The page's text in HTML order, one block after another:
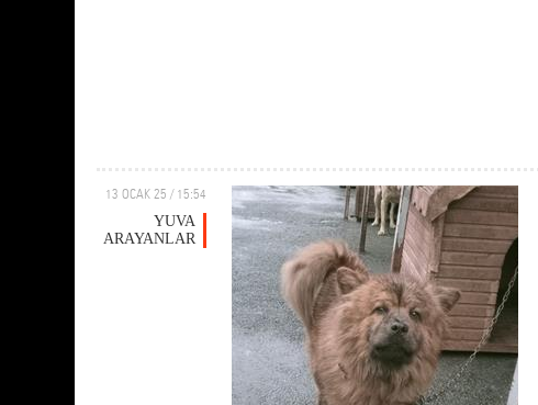
13 OCAK 25 / 15:54
YUVA
ARAYANLAR